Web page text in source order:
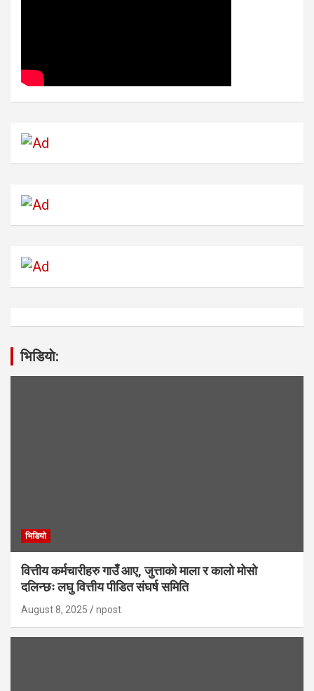
भिडियाे:
भिडियाे
वित्तीय कर्मचारीहरु गाउँ आए, जुत्ताको माला र कालो मोसो
दलिन्छः लघु वित्तीय पीडित संघर्ष समिति
August 8, 2025 npost